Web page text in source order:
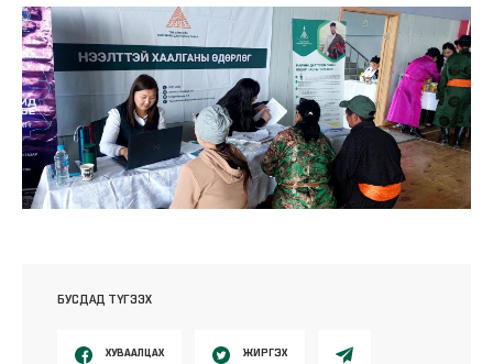
БУСДАД ТҮГЭЭХ
ХУВААЛЦАХ ЖИРГЭХ